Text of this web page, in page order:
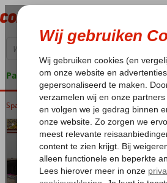
Pakketgarantie
Home
Spanje Canarische Eilanden Gran Canaria